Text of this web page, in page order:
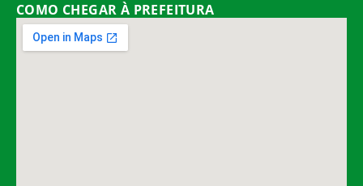
COMO CHEGAR À PREFEITURA